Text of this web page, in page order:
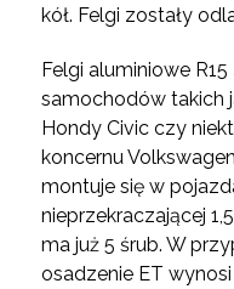
kół. Felgi zostały
Felgi aluminiowe
samochodów takich
Hondy Civic czy
koncernu
montuje się w
nieprzekraczającej
ma już 5 śrub. W
osadzenie ET